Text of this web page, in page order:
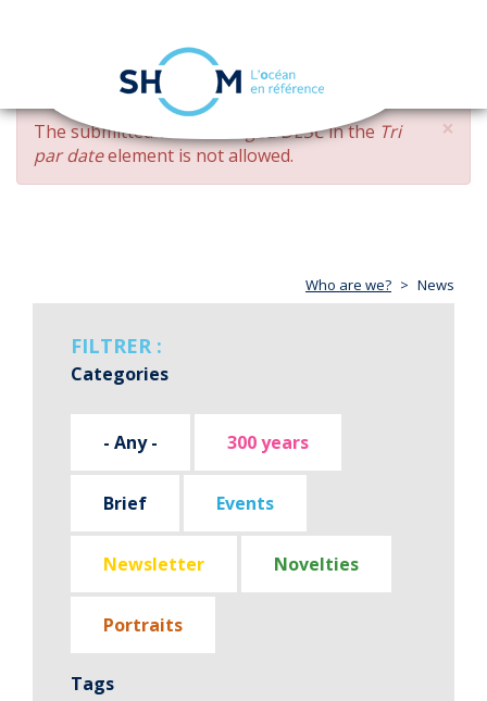
Skip
main
content
navigation
×
ERROR
MESSAGE
The submitted value changed DESCin the Tri
par dateelement is not allowed.
Who are we? News
FILTRER :
Categories
- Any - 300 years
Brief Events
Newsletter Novelties
Portraits
Tags